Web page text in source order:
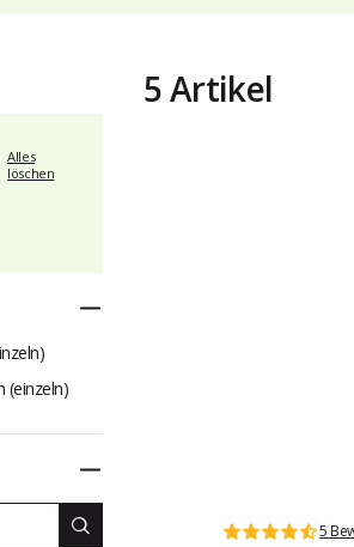
Alles
löschen
Zuklappen
(einzeln)
Zuklappen
5 Artikel
5